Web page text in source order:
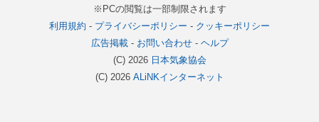
※PCの閲覧は一部制限されます
利用規約 - プライバシーポリシー - クッキーポリシー
広告掲載- お問い合わせ- ヘルプ
(C) 2026 日本気象協会
(C) 2026 ALiNKインターネット